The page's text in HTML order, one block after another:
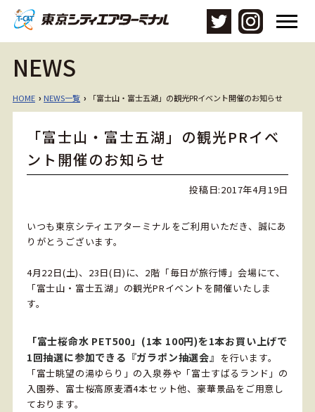
メ
く
NEWS
HOME › NEWS一覧 › 「富士山・富士五湖」の観光PRイベント開催のお知らせ
「富士山・富士五湖」の観光PRイベ
ント開催のお知らせ
投稿日:2017年4月19日
いつも東京シティエアターミナルをご利用いただき、誠にあ
りがとうございます。
4月22日(土)、23日(日)に、2階「毎日が旅行博」会場にて、
「富士山・富士五湖」の観光PRイベントを開催いたしま
す。
「富士桜命水 PET500」(1本 100円)を1本お買い上げで
1回抽選に参加できる 『ガラポン抽選会』 を行います。
「富士眺望の湯ゆらり」の入泉券や「富士すばるランド」の
入園券、富士桜高原麦酒4本セット他、豪華景品をご用意し
ております。